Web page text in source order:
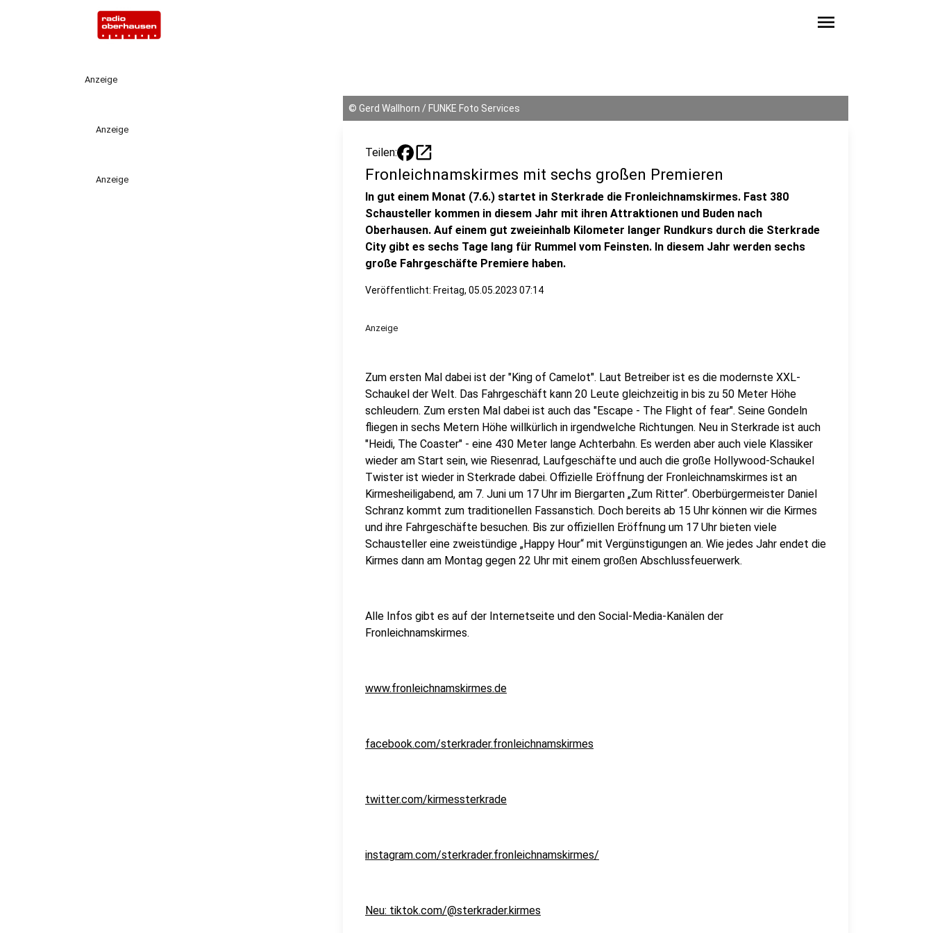
menu
Anzeige
Anzeige
Anzeige
© Gerd Wallhorn / FUNKE Foto Services
Teilen: open_in_new
Fronleichnamskirmes mit sechs großen Premieren
In gut einem Monat (7.6.) startet in Sterkrade die Fronleichnamskirmes. Fast 380
Schausteller kommen in diesem Jahr mit ihren Attraktionen und Buden nach
Oberhausen. Auf einem gut zweieinhalb Kilometer langer Rundkurs durch die Sterkrade
City gibt es sechs Tage lang für Rummel vom Feinsten. In diesem Jahr werden sechs
große Fahrgeschäfte Premiere haben.
Veröffentlicht: Freitag, 05.05.2023 07:14
Anzeige
Zum ersten Mal dabei ist der "King of Camelot". Laut Betreiber ist es die modernste XXL-
Schaukel der Welt. Das Fahrgeschäft kann 20 Leute gleichzeitig in bis zu 50 Meter Höhe
schleudern. Zum ersten Mal dabei ist auch das "Escape - The Flight of fear". Seine Gondeln
fliegen in sechs Metern Höhe willkürlich in irgendwelche Richtungen. Neu in Sterkrade ist auch
"Heidi, The Coaster" - eine 430 Meter lange Achterbahn. Es werden aber auch viele Klassiker
wieder am Start sein, wie Riesenrad, Laufgeschäfte und auch die große Hollywood-Schaukel
Twister ist wieder in Sterkrade dabei. Offizielle Eröffnung der Fronleichnamskirmes ist an
Kirmesheiligabend, am 7. Juni um 17 Uhr im Biergarten „Zum Ritter“. Oberbürgermeister Daniel
Schranz kommt zum traditionellen Fassanstich. Doch bereits ab 15 Uhr können wir die Kirmes
und ihre Fahrgeschäfte besuchen. Bis zur offiziellen Eröffnung um 17 Uhr bieten viele
Schausteller eine zweistündige „Happy Hour“ mit Vergünstigungen an. Wie jedes Jahr endet die
Kirmes dann am Montag gegen 22 Uhr mit einem großen Abschlussfeuerwerk.
Alle Infos gibt es auf der Internetseite und den Social-Media-Kanälen der
Fronleichnamskirmes.
www.fronleichnamskirmes.de
facebook.com/sterkrader.fronleichnamskirmes
twitter.com/kirmessterkrade
instagram.com/sterkrader.fronleichnamskirmes/
Neu: tiktok.com/@sterkrader.kirmes